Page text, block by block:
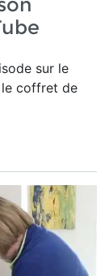
sur le
coffret de